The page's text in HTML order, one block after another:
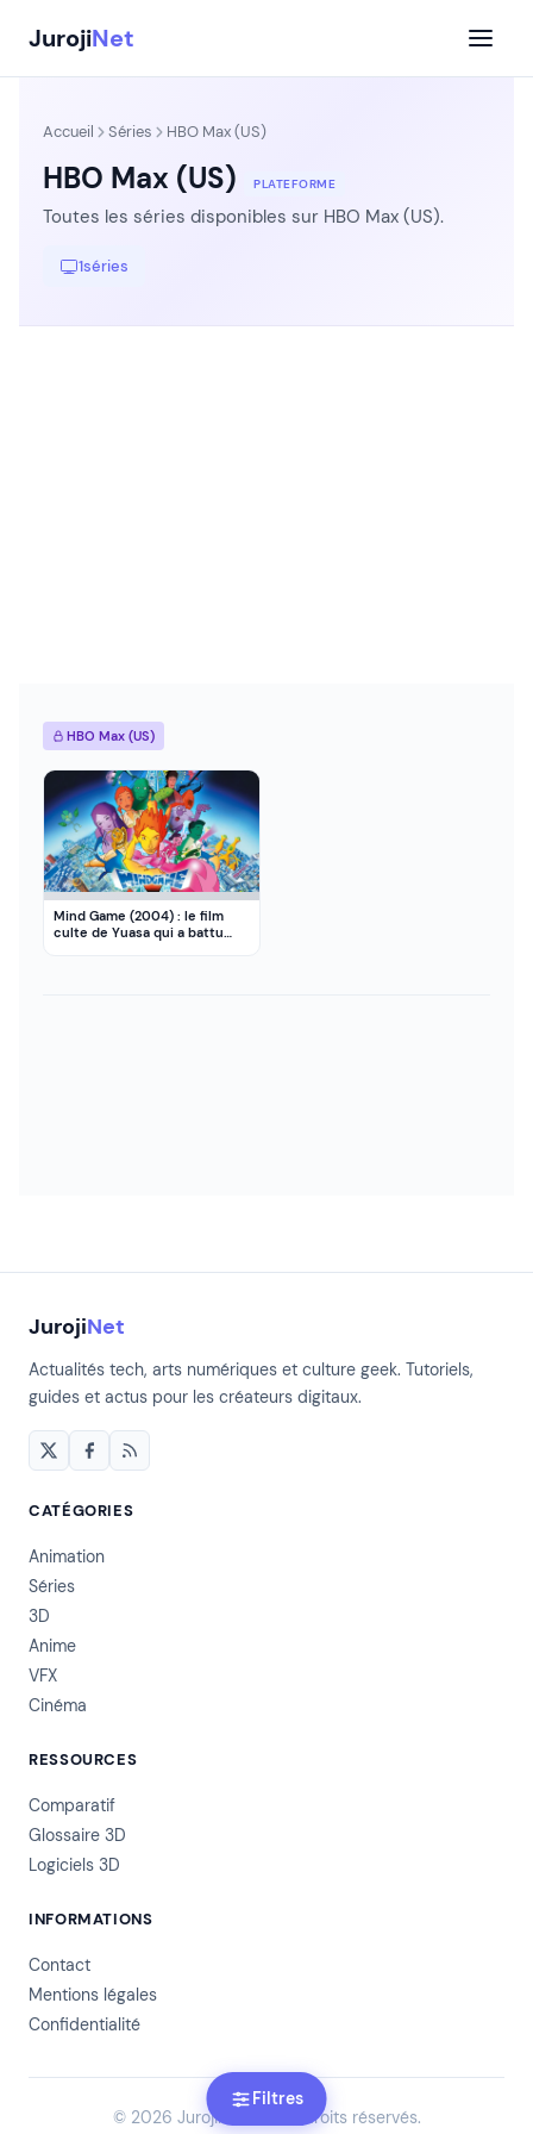
contenu
JurojiNet
Accueil Séries HBO Max (US)
HBO Max (US) PLATEFORME
Toutes les séries disponibles sur HBO Max (US).
1séries
HBO Max (US)
Mind Game (2004) : le film
culte de Yuasa qui a battu
Filtres
JurojiNet
Actualités tech, arts numériques et culture geek. Tutoriels,
guides et actus pour les créateurs digitaux.
CATÉGORIES
Animation
Séries
3D
Anime
VFX
Cinéma
RESSOURCES
Comparatif
Glossaire 3D
Logiciels 3D
INFORMATIONS
Contact
Mentions légales
Confidentialité
© 2026 JurojinNet. Tous droits réservés.